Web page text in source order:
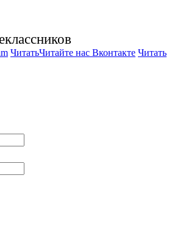
ЧитатьЧитайте нас Вконтакте Читать